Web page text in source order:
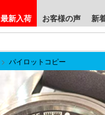
最新入荷 お客様の声 新
> パイロットコピー